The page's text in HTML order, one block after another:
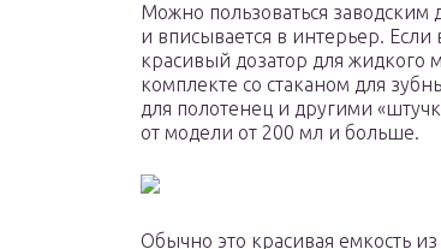
Можно пользоваться заводским
и вписывается в интерьер. Если
красивый дозатор для жидкого
комплекте со стаканом для
для полотенец и другими
от модели от 200 мл и больше.
Обычно это красивая емкость